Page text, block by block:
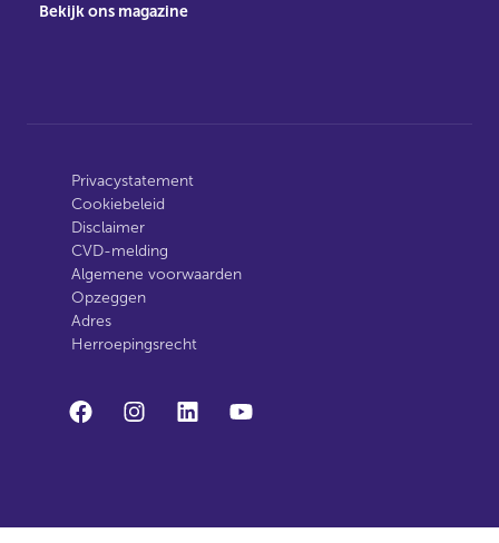
Bekijk ons magazine
Privacystatement
Cookiebeleid
Disclaimer
CVD-melding
Algemene voorwaarden
Opzeggen
Adres
Herroepingsrecht
facebookinstagramlinkedinyoutube